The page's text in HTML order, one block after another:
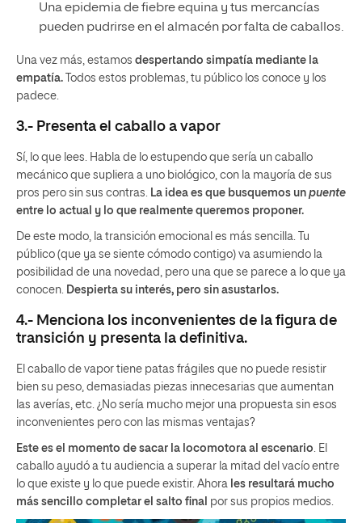
Una epidemia de fiebre equina y tus mercancías
pueden pudrirse en el almacén por falta de caballos.
Una vez más, estamos despertando simpatía mediante la
empatía. Todos estos problemas, tu público los conoce y los
padece.
3.- Presenta el caballo a vapor
Sí, lo que lees. Habla de lo estupendo que sería un caballo
mecánico que supliera a uno biológico, con la mayoría de sus
pros pero sin sus contras.
La idea es que busquemos un puente
entre lo actual y lo que realmente queremos proponer.
De este modo, la transición emocional es más sencilla. Tu
público (que ya se siente cómodo contigo) va asumiendo la
posibilidad de una novedad, pero una que se parece a lo que ya
conocen. Despierta su interés, pero sin asustarlos.
4.- Menciona los inconvenientes de la figura de
transición y presenta la definitiva.
El caballo de vapor tiene patas frágiles que no puede resistir
bien su peso, demasiadas piezas innecesarias que aumentan
las averías, etc. ¿No sería mucho mejor una propuesta sin esos
inconvenientes pero con las mismas ventajas?
Este es el momento de sacar la locomotora al escenario . El
caballo ayudó a tu audiencia a superar la mitad del vacío entre
lo que existe y lo que puede existir. Ahora les resultará mucho
más sencillo completar el salto final por sus propios medios.